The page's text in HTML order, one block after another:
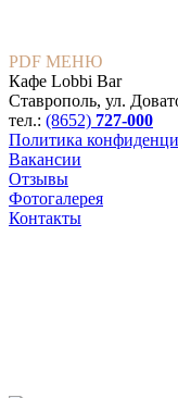
PDF МЕНЮ
Кафе Lobbi Bar
Ставрополь, ул.
тел.: (8652) 727-000
Политика
Вакансии
Отзывы
Фотогалерея
Контакты